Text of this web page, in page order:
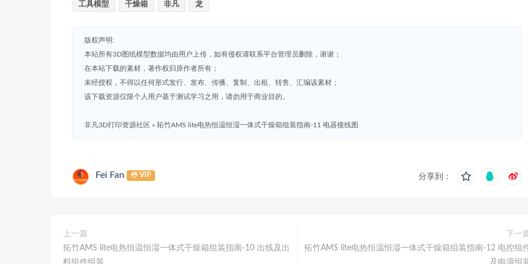
工具模型 干燥箱 非凡 龙
版权声明:
本站所有3D图纸模型数据均由用户上传，如有侵权请联系平台管理员删除，谢谢；
在本站下载的素材，著作权归原作者所有；
未经授权，不得以任何形式发行、发布、传播、复制、出租、转售、汇编该素材；
该下载资源仅限个人用户基于测试学习之用，请勿用于商业目的。
非凡3D打印资源社区 » 拓竹AMS lite电热恒温恒湿一体式干燥箱组装指南-11 电器接线图
Fei Fan VIP 分享到：
上一篇
拓竹AMS lite电热恒温恒湿一体式干燥箱组装指南-10 出线及出
料组件组装
下一
拓竹AMS lite电热恒温恒湿一体式干燥箱组装指南-12 电控组
及电源组